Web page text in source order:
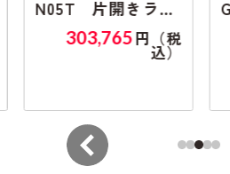
N05T 片開きラン
マ無し303,765円（税
込）